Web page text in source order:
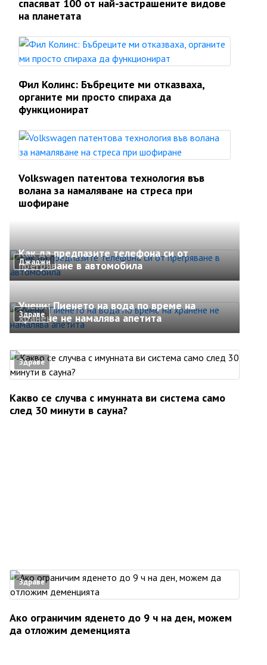
спасяват 100 от най-застрашените видове
на планетата
Фил Колинс: Бъбреците ми отказваха,
органите ми просто спираха да
функционират
Volkswagen патентова технология във
волана за намаляване на стреса при
шофиране
Джаджи
Как да предпазите телефона си от
прегряване в автомобила
Здраве
Учени: Пиенето на вода по време на
хранене не намалява апетита
Здраве
Какво се случва с имунната ви система само
след 30 минути в сауна?
Здраве
Ако ограничим яденето до 9 ч на ден, можем
да отложим деменцията